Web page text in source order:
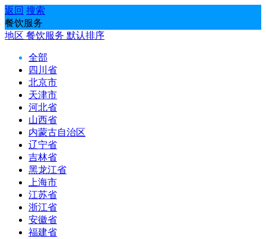
返回 搜索
餐饮服务
地区 餐饮服务 默认排序
全部
四川省
北京市
天津市
河北省
山西省
内蒙古自治区
辽宁省
吉林省
黑龙江省
上海市
江苏省
浙江省
安徽省
福建省